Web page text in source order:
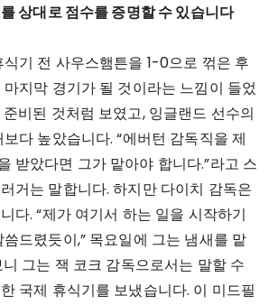
상대로 점수를 증명할 수 있습니다
기 전 사우스햄튼을 1-0으로 꺾은 후
지막 경기가 될 것이라는 느낌이 들었
비된 것처럼 보였고, 잉글랜드 선수의
다 높았습니다. “에버턴 감독직을 제
받았다면 그가 맡아야 합니다.”라고 스
거는 말합니다. 하지만 다이치 감독은
다. “제가 여기서 하는 일을 시작하기
드렸듯이,” 목요일에 그는 냄새를 맡
그는 잭 코크 감독으로서는 말할 수
국제 휴식기를 보냈습니다. 이 미드필